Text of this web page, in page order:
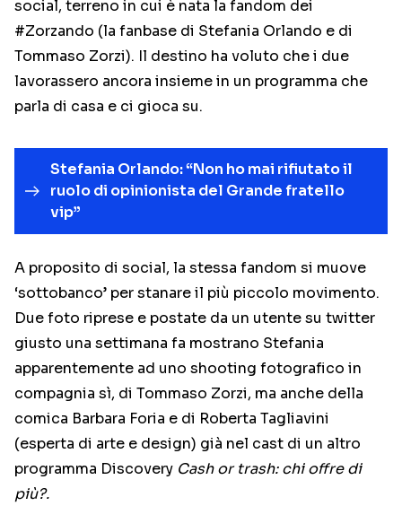
social, terreno in cui è nata la fandom dei
#Zorzando (la fanbase di Stefania Orlando e di
Tommaso Zorzi). Il destino ha voluto che i due
lavorassero ancora insieme in un programma che
parla di casa e ci gioca su.
Stefania Orlando: “Non ho mai rifiutato il
ruolo di opinionista del Grande fratello
vip”
A proposito di social, la stessa fandom si muove
‘sottobanco’ per stanare il più piccolo movimento.
Due foto riprese e postate da un utente su twitter
giusto una settimana fa mostrano Stefania
apparentemente ad uno shooting fotografico in
compagnia sì, di Tommaso Zorzi, ma anche della
comica Barbara Foria e di Roberta Tagliavini
(esperta di arte e design) già nel cast di un altro
programma Discovery Cash or trash: chi offre di
più?.